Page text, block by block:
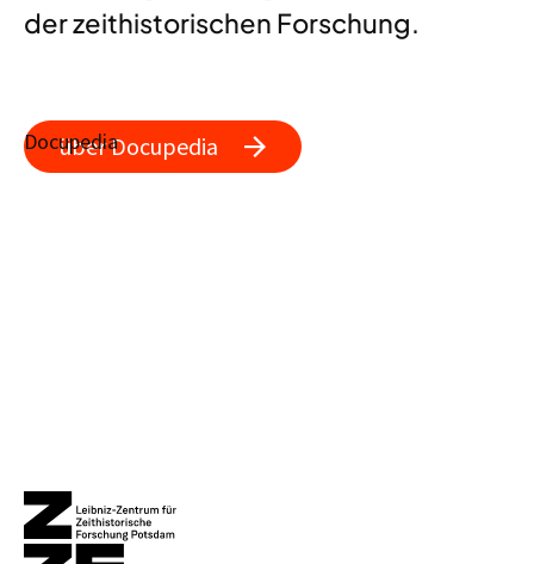
der zeithistorischen Forschung.
über Docupedia
Docupedia